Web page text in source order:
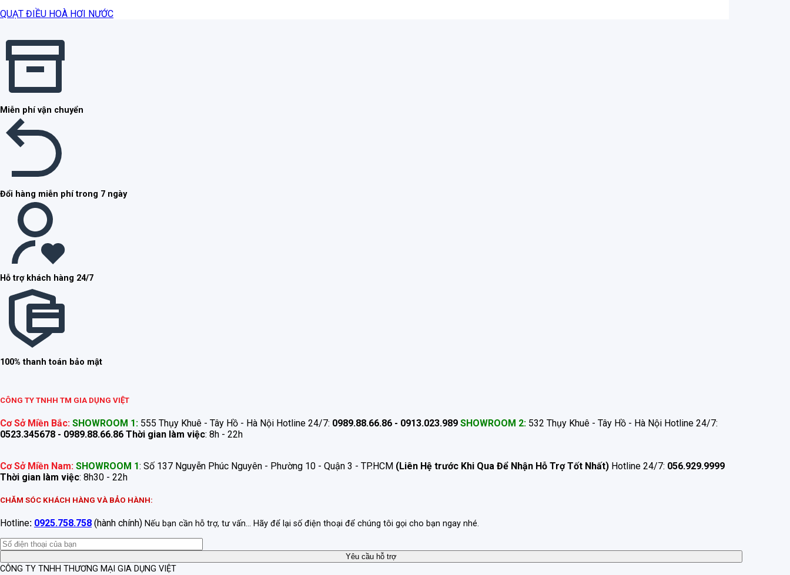
QUẠT ĐIỀU HOÀ HƠI NƯỚC
Miễn phí vận chuyển
Đổi hàng miễn phí trong 7 ngày
Hỗ trợ khách hàng 24/7
100% thanh toán bảo mật
CÔNG TY TNHH TM GIA DỤNG VIỆT
Cơ Sở Miền Bắc: SHOWROOM 1: 555 Thụy Khuê - Tây Hồ - Hà Nội Hotline 24/7: 0989.88.66.86 - 0913.023.989 SHOWROOM 2: 532 Thụy Khuê - Tây Hồ - Hà Nội Hotline 24/7:
0523.345678 - 0989.88.66.86 Thời gian làm việc: 8h - 22h
Cơ Sở Miền Nam: SHOWROOM 1: Số 137 Nguyễn Phúc Nguyên - Phường 10 - Quận 3 - TP.HCM (Liên Hệ trước Khi Qua Để Nhận Hỗ Trợ Tốt Nhất) Hotline 24/7: 056.929.9999
Thời gian làm việc: 8h30 - 22h
CHĂM SÓC KHÁCH HÀNG VÀ BẢO HÀNH:
Hotline: 0925.758.758 (hành chính) Nếu bạn cần hỗ trợ, tư vấn... Hãy để lại số điện thoại để chúng tôi gọi cho bạn ngay nhé.
CÔNG TY TNHH THƯƠNG MẠI GIA DỤNG VIỆT